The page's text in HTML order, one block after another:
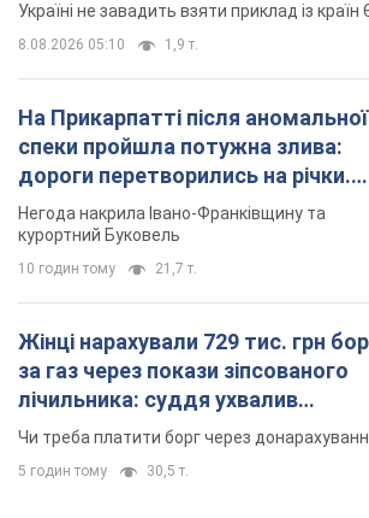
Україні не завадить взяти приклад із країн
8.08.2026 05:10 1,9 т.
На Прикарпатті після аномальної
спеки пройшла потужна злива:
дороги перетворились на річки.
Відео
Негода накрила Івано-Франківщину та
курортний Буковель
10 годин тому 21,7 т.
Жінці нарахували 729 тис. грн
за газ через покази зіпсованого
лічильника: суддя ухвалив
неочікуване рішення
Чи треба платити борг через
5 годин тому 30,5 т.